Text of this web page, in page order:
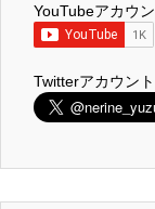
YouTubeアカウン
Twitterアカウント